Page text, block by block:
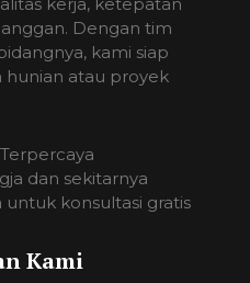
kerja, ketepatan
Dengan tim
kami siap
atau proyek
dan sekitarnya
konsultasi gratis
Kami